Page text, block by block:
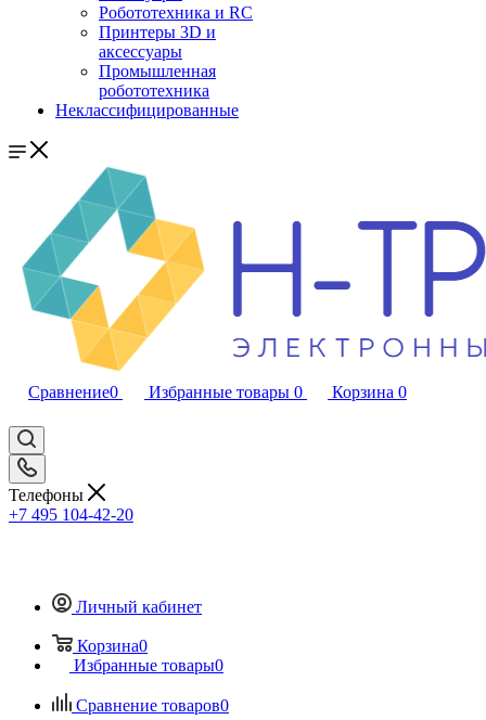
Робототехника и RC
Принтеры 3D и
аксессуары
Промышленная
робототехника
Неклассифицированные
Сравнение0 Избранные товары 0 Корзина 0
Телефоны
+7 495 104-42-20
Личный кабинет
Корзина0
Избранные товары0
Сравнение товаров0